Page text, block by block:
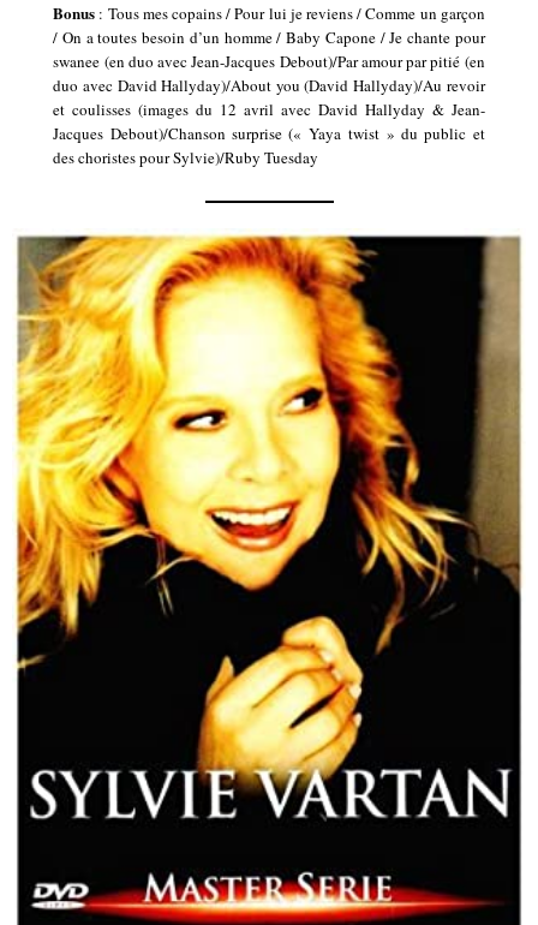
Bonus : Tous mes copains / Pour lui je reviens / Comme un garçon
/ On a toutes besoin d’un homme / Baby Capone / Je chante pour
swanee (en duo avec Jean-Jacques Debout)/Par amour par pitié (en
duo avec David Hallyday)/About you (David Hallyday)/Au revoir
et coulisses (images du 12 avril avec David Hallyday & Jean-
Jacques Debout)/Chanson surprise (« Yaya twist » du public et
des choristes pour Sylvie)/Ruby Tuesday